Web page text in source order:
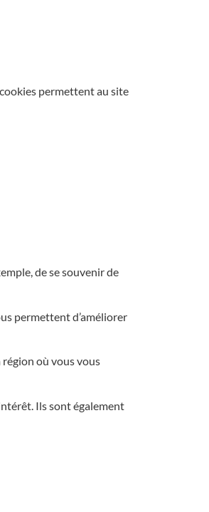
permettent au site
de se souvenir de
permettent d’améliorer
où vous vous
Ils sont également